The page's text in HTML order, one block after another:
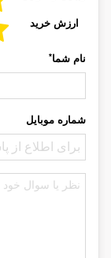
ارزش خرید
نام شما*
شماره موبایل